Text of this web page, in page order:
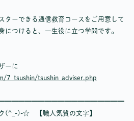
ターできる通信教育コースをご用意して
につけると、一生役に立つ学問です。
ーに
7_tsushin/tsushin_adviser.php
(^_-)-☆ 【職人気質の文字】